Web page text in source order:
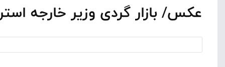
عکس/ بازار گردی وزیر خارجه